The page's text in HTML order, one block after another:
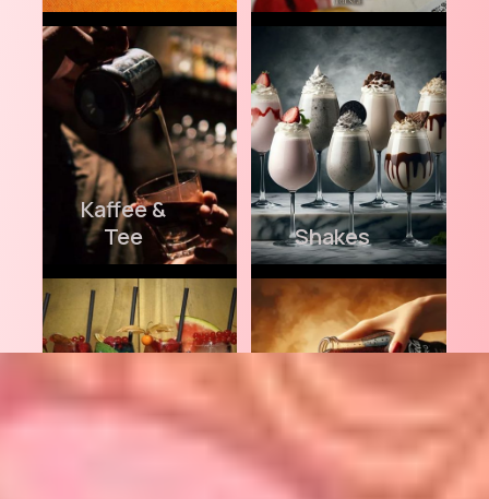
Kaffee &
Tee
Shakes
Drinks